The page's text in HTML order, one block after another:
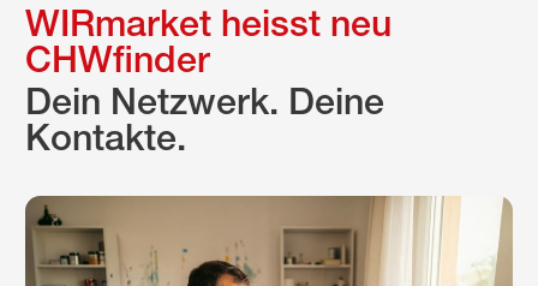
WIRmarket heisst neu
CHWfinder
Dein Netzwerk. Deine
Kontakte.